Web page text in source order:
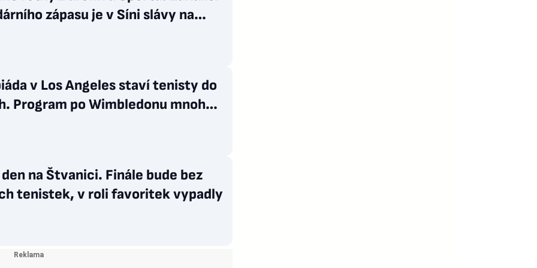
zápasu je v Síni slávy na
v Los Angeles staví tenisty do
Program po Wimbledonu mnohé z
na Štvanici. Finále bude bez
tenistek, v roli favoritek vypadly